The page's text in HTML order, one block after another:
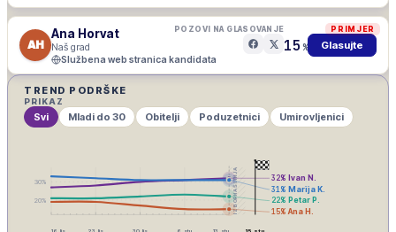
PRIMJER
AH
Ana Horvat
Naš grad
POZOVI NA GLASOVANJE
Službena web stranica kandidata
15 % Glasujte
TREND PODRŠKE
PRIKAZ
Svi Mladi do 30 Obitelji Poduzetnici Umirovljenici
IZBORNA ŠUTNJA
20%
30% 32% Ivan N.
31% Marija K.
22% Petar P.
15% Ana H.
16. lis 23. lis 30. lis 6. stu 13. stu 15. stu